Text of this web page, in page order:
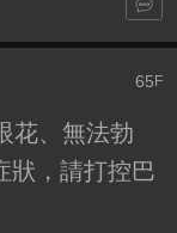
65F
花、無法勃
狀，請打控巴